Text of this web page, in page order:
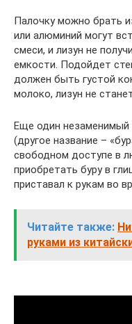
Палочку можно брать
или алюминий могут
смеси, и лизун не
емкости. Подойдет
должен быть густой
молоко, лизун не
Еще один незаменимый
(другое название –
свободном доступе в
приобретать буру в
приставал к рукам во
Читайте также:
руками из